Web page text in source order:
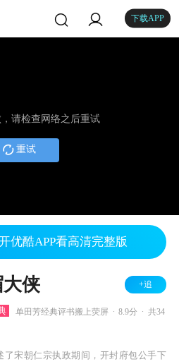
下载APP
请检查网络之后重试
重试
优酷APP看高清完整版
侠 +追
单田芳经典评书搬上荧屏 8.9分
共34
了宋朝仁宗执政期间，开封府包公手下